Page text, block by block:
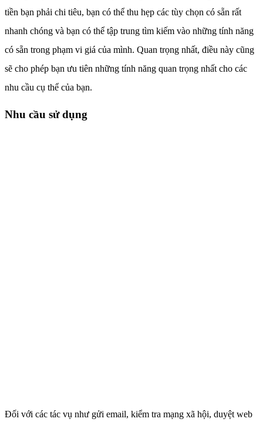
tiền bạn phải chi tiêu, bạn có thể thu hẹp các tùy chọn có sẵn rất
nhanh chóng và bạn có thể tập trung tìm kiếm vào những tính năng
có sẵn trong phạm vi giá của mình. Quan trọng nhất, điều này cũng
sẽ cho phép bạn ưu tiên những tính năng quan trọng nhất cho các
nhu cầu cụ thể của bạn.
Nhu cầu sử dụng
Đối với các tác vụ như gửi email, kiểm tra mạng xã hội, duyệt web